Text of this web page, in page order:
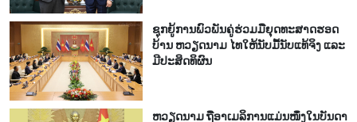
ຊຸກ​ຍູ້​ການ​ພົວ​ພັນ​ຄູ່​ຮ່ວມ​ມື​ຍຸດ​ທະ​ສາດ​ຮອດ​
ບ້ານ ຫວຽດ​ນາມ ໄທ​ໃຫ້​ນັບ​ມື້​ນັບ​ແທ້​ຈິງ ແລະ
ມີ​ປະ​ສິດ​ທິ​ຜົນ
ຫ​ວຽດ​ນາມ ຖື​ອາ​ເມ​ລິ​ການ​ແມ່ນ​ໜຶ່ງ​ໃນ​ບັນ​ດາ​